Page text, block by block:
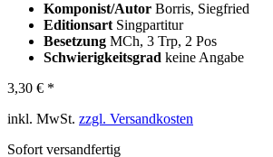
Komponist/Autor Borris, Siegfried
Editionsart Singpartitur
Besetzung MCh, 3 Trp, 2 Pos
Schwierigkeitsgrad keine Angabe
3,30 € *
inkl. MwSt. zzgl. Versandkosten
Sofort versandfertig